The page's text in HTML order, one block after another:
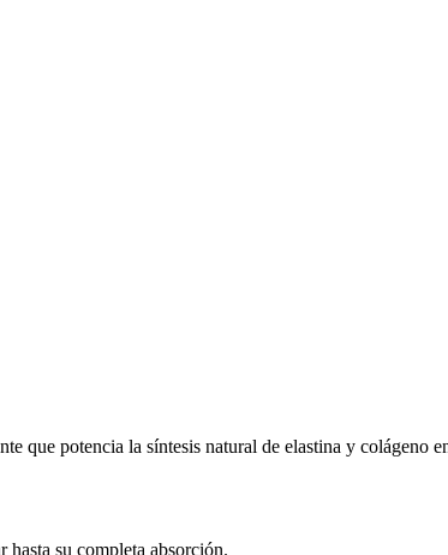
que potencia la síntesis natural de elastina y colágeno
su completa absorción.